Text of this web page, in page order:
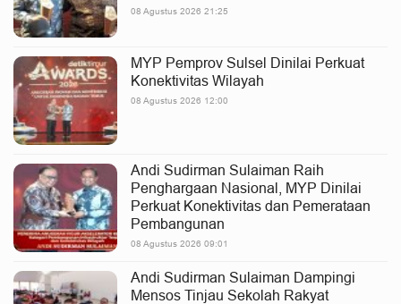
08 Agustus 2026 21:25
MYP Pemprov Sulsel Dinilai Perkuat
Konektivitas Wilayah
08 Agustus 2026 12:00
Andi Sudirman Sulaiman Raih
Penghargaan Nasional, MYP Dinilai
Perkuat Konektivitas dan Pemerataan
Pembangunan
08 Agustus 2026 09:01
Andi Sudirman Sulaiman Dampingi
Mensos Tinjau Sekolah Rakyat